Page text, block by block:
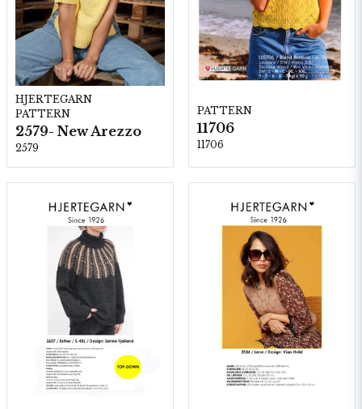
HJERTEGARN
PATTERN
2579- New Arezzo
2579
PATTERN
11706
11706